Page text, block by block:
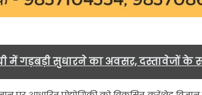
में गड़बड़ी सुधारने का अवसर, दस्तावेजों के